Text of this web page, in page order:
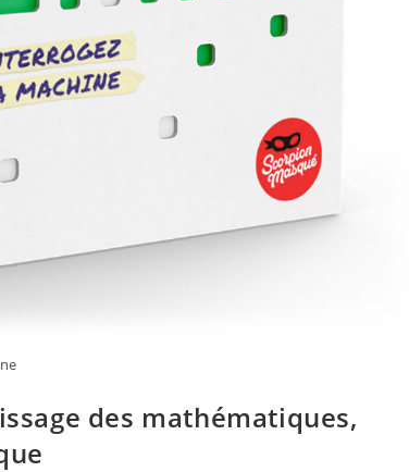
des mathématiques,